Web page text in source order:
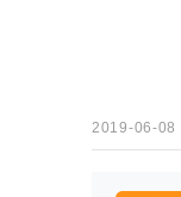
2019-06-08